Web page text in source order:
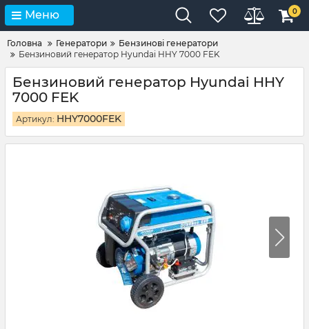
Меню 0
Головна Генератори
Бензинові генератори
Бензиновий генератор Hyundai HHY 7000 FEK
Бензиновий генератор Hyundai HHY
7000 FEK
Артикул: HHY7000FEK